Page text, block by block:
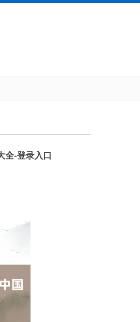
全-登录入口